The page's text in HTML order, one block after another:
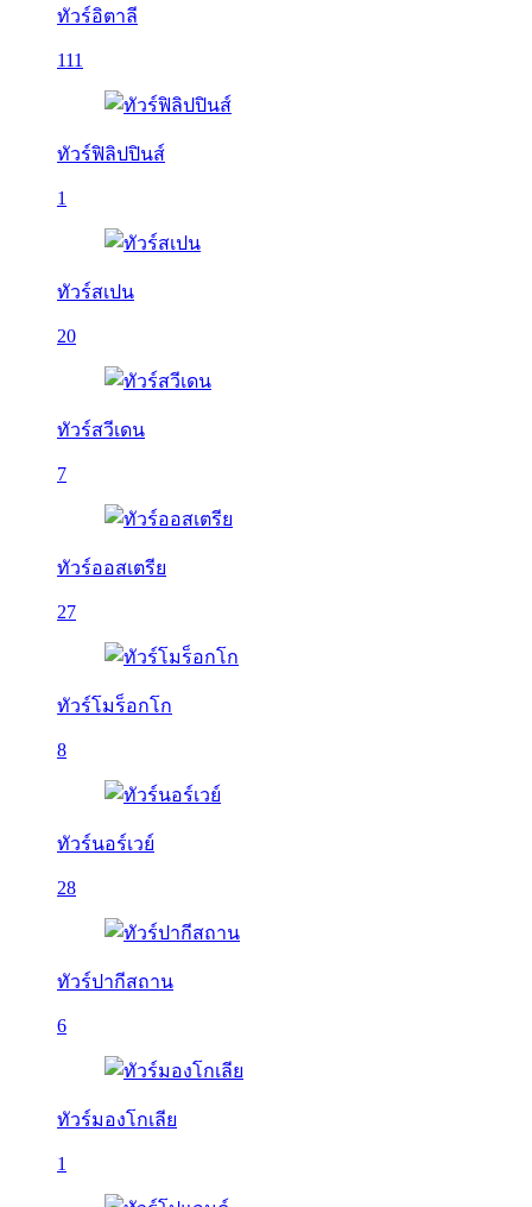
ทัวร์อิตาลี
111
ทัวร์ฟิลิปปินส์
1
ทัวร์สเปน
20
ทัวร์สวีเดน
7
ทัวร์ออสเตรีย
27
ทัวร์โมร็อกโก
8
ทัวร์นอร์เวย์
28
ทัวร์ปากีสถาน
6
ทัวร์มองโกเลีย
1